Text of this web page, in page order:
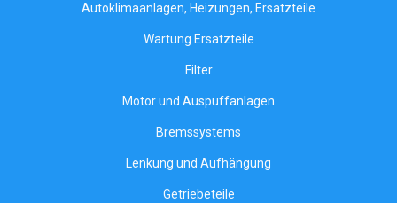
Autoklimaanlagen, Heizungen, Ersatzteile
Wartung Ersatzteile
Filter
Motor und Auspuffanlagen
Bremssystems
Lenkung und Aufhängung
Getriebeteile